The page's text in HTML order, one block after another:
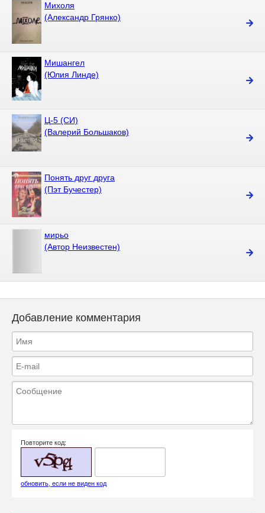
Михoля
(Александр Грянко)
Мишангел
(Юлия Линде)
Ц-5 (СИ)
(Валерий Большаков)
Понять друг друга
(Пэт Бучестер)
мирьо
(Автор Неизвестен)
Добавление комментария
Повторите код:
обновить, если не виден код